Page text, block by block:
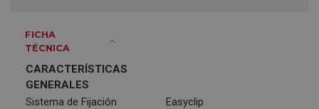
FICHA
TÉCNICA
CARACTERÍSTICAS
GENERALES
Sistema de Fijación
Easyclip